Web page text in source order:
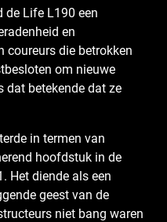
de Life L190 een
en
coureurs die betrokken
om nieuwe
dat betekende dat ze
in termen van
hoofdstuk in de
Het diende als een
geest van de
niet bang waren